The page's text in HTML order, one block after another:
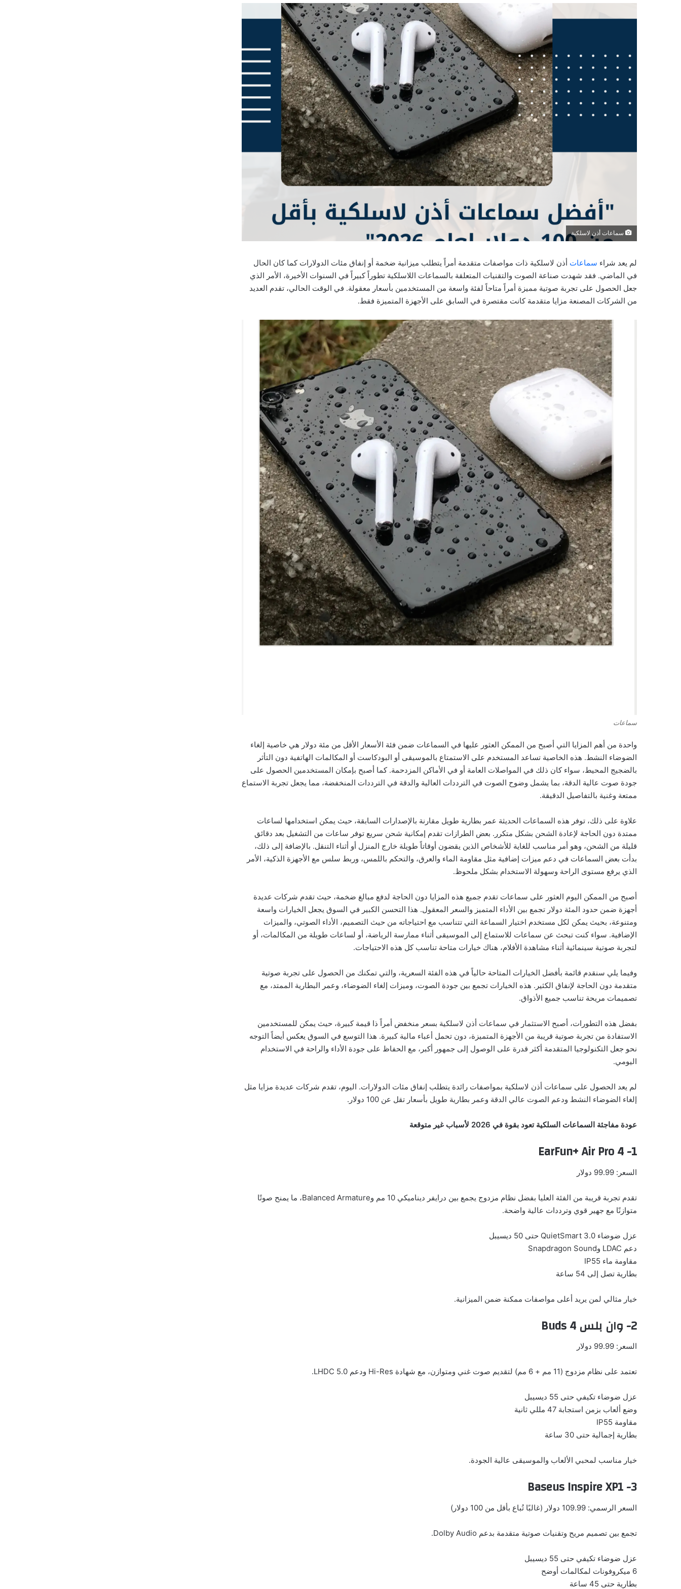
سماعات أذن لاسلكية
لم يعد شراء سماعات أذن لاسلكية ذات مواصفات متقدمة أمراً يتطلب ميزانية ضخمة أو إنفاق مئات الدولارات كما كان الحال
في الماضي. فقد شهدت صناعة الصوت والتقنيات المتعلقة بالسماعات اللاسلكية تطوراً كبيراً في السنوات الأخيرة، الأمر الذي
جعل الحصول على تجربة صوتية مميزة أمراً متاحاً لفئة واسعة من المستخدمين بأسعار معقولة. في الوقت الحالي، تقدم العديد
من الشركات المصنعة مزايا متقدمة كانت مقتصرة في السابق على الأجهزة المتميزة فقط.
سماعات
واحدة من أهم المزايا التي أصبح من الممكن العثور عليها في السماعات ضمن فئة الأسعار الأقل من مئة دولار هي خاصية إلغاء
الضوضاء النشط. هذه الخاصية تساعد المستخدم على الاستمتاع بالموسيقى أو البودكاست أو المكالمات الهاتفية دون التأثر
بالضجيج المحيط، سواء كان ذلك في المواصلات العامة أو في الأماكن المزدحمة. كما أصبح بإمكان المستخدمين الحصول على
جودة صوت عالية الدقة، بما يشمل وضوح الصوت في الترددات العالية والدقة في الترددات المنخفضة، مما يجعل تجربة الاستماع
ممتعة وغنية بالتفاصيل الدقيقة.
علاوة على ذلك، توفر هذه السماعات الحديثة عمر بطارية طويل مقارنة بالإصدارات السابقة، حيث يمكن استخدامها لساعات
ممتدة دون الحاجة لإعادة الشحن بشكل متكرر. بعض الطرازات تقدم إمكانية شحن سريع توفر ساعات من التشغيل بعد دقائق
قليلة من الشحن، وهو أمر مناسب للغاية للأشخاص الذين يقضون أوقاتاً طويلة خارج المنزل أو أثناء التنقل. بالإضافة إلى ذلك،
بدأت بعض السماعات في دعم ميزات إضافية مثل مقاومة الماء والعرق، والتحكم باللمس، وربط سلس مع الأجهزة الذكية، الأمر
الذي يرفع مستوى الراحة وسهولة الاستخدام بشكل ملحوظ.
أصبح من الممكن اليوم العثور على سماعات تقدم جميع هذه المزايا دون الحاجة لدفع مبالغ ضخمة، حيث تقدم شركات عديدة
أجهزة ضمن حدود المئة دولار تجمع بين الأداء المتميز والسعر المعقول. هذا التحسن الكبير في السوق يجعل الخيارات واسعة
ومتنوعة، بحيث يمكن لكل مستخدم اختيار السماعة التي تتناسب مع احتياجاته من حيث التصميم، الأداء الصوتي، والميزات
الإضافية. سواء كنت تبحث عن سماعات للاستماع إلى الموسيقى أثناء ممارسة الرياضة، أو لساعات طويلة من المكالمات، أو
لتجربة صوتية سينمائية أثناء مشاهدة الأفلام، هناك خيارات متاحة تناسب كل هذه الاحتياجات.
وفيما يلي سنقدم قائمة بأفضل الخيارات المتاحة حالياً في هذه الفئة السعرية، والتي تمكنك من الحصول على تجربة صوتية
متقدمة دون الحاجة لإنفاق الكثير. هذه الخيارات تجمع بين جودة الصوت، وميزات إلغاء الضوضاء، وعمر البطارية الممتد، مع
تصميمات مريحة تناسب جميع الأذواق.
بفضل هذه التطورات، أصبح الاستثمار في سماعات أذن لاسلكية بسعر منخفض أمراً ذا قيمة كبيرة، حيث يمكن للمستخدمين
الاستفادة من تجربة صوتية قريبة من الأجهزة المتميزة، دون تحمل أعباء مالية كبيرة. هذا التوسع في السوق يعكس أيضاً التوجه
نحو جعل التكنولوجيا المتقدمة أكثر قدرة على الوصول إلى جمهور أكبر، مع الحفاظ على جودة الأداء والراحة في الاستخدام
اليومي.
لم يعد الحصول على سماعات أذن لاسلكية بمواصفات رائدة يتطلب إنفاق مئات الدولارات. اليوم، تقدم شركات عديدة مزايا مثل
إلغاء الضوضاء النشط ودعم الصوت عالي الدقة وعمر بطارية طويل بأسعار تقل عن 100 دولار.
عودة مفاجئة السماعات السلكية تعود بقوة في 2026 لأسباب غير متوقعة
1- EarFun+ Air Pro 4
السعر: 99.99 دولار
تقدم تجربة قريبة من الفئة العليا بفضل نظام مزدوج يجمع بين درايفر ديناميكي 10 مم وBalanced Armature، ما يمنح صوتًا
متوازنًا مع جهير قوي وترددات عالية واضحة.
عزل ضوضاء QuietSmart 3.0 حتى 50 ديسيبل
دعم LDAC وSnapdragon Sound
مقاومة ماء IP55
بطارية تصل إلى 54 ساعة
خيار مثالي لمن يريد أعلى مواصفات ممكنة ضمن الميزانية.
2- وان بلس Buds 4
السعر: 99.99 دولار
تعتمد على نظام مزدوج (11 مم + 6 مم) لتقديم صوت غني ومتوازن، مع شهادة Hi-Res ودعم LHDC 5.0.
عزل ضوضاء تكيفي حتى 55 ديسيبل
وضع ألعاب بزمن استجابة 47 مللي ثانية
مقاومة IP55
بطارية إجمالية حتى 30 ساعة
خيار مناسب لمحبي الألعاب والموسيقى عالية الجودة.
3- Baseus Inspire XP1
السعر الرسمي: 109.99 دولار (غالبًا تُباع بأقل من 100 دولار)
تجمع بين تصميم مريح وتقنيات صوتية متقدمة بدعم Dolby Audio.
عزل ضوضاء تكيفي حتى 55 ديسيبل
6 ميكروفونات لمكالمات أوضح
بطارية حتى 45 ساعة